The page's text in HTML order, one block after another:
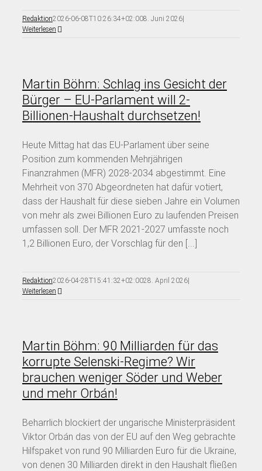
Redaktion2026-06-08T10:26:34+02:008. Juni 2026|
Weiterlesen
Martin Böhm: Schlag ins Gesicht der
Bürger – EU-Parlament will 2-
Billionen-Haushalt durchsetzen!
Heute Mittag hat das EU-Parlament über seine
Position zum kommenden Mehrjährigen
Finanzrahmen (MFR) 2028-2034 abgestimmt. Eine
Mehrheit von 370 Abgeordneten hat dafür votiert,
dass der Haushalt für diese sieben Jahre ein Volumen
von mehr als zwei Billionen Euro zu laufenden Preisen
umfassen soll. Der MFR 2021-2027 umfasste noch
1,2 Billionen Euro, der Vorschlag für den [...]
Redaktion2026-04-28T15:41:32+02:0028. April 2026|
Weiterlesen
Martin Böhm: 90 Milliarden für das
korrupte Selenski-Regime? Wir
brauchen weniger Söder und Weber
und mehr Orbán!
Beharrlich blockiert der ungarische Ministerpräsident
Viktor Orbán das von der EU auf den Weg gebrachte
Hilfspaket von rund 90 Milliarden Euro für die Ukraine,
von denen 30 Milliarden direkt in den Haushalt fließen